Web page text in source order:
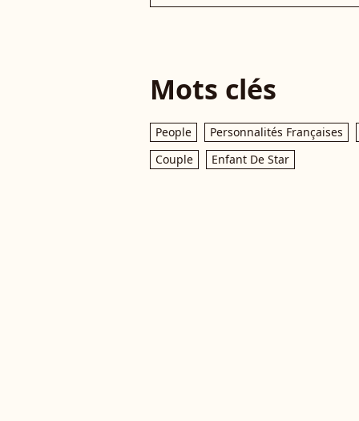
Mots clés
People
Personnalités Françaises
Couple
Enfant De Star